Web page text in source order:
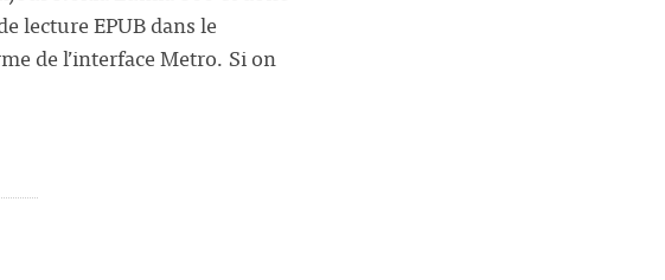
lecture EPUB dans le
de l’interface Metro. Si on